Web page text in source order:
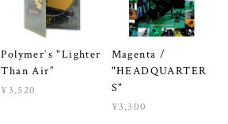
Polymer`s "Lighter
Than Air”
¥3,520
Magenta /
"HEADQUARTER
S"
¥3,300